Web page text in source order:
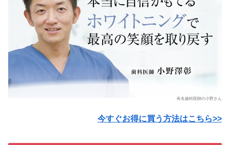
有名歯科医師の小野さん
今すぐお得に買う方法はこちら>>